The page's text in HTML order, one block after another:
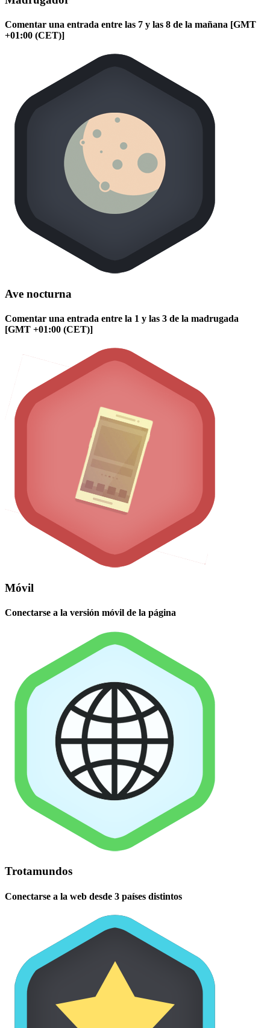
Comentar una entrada entre las 7 y las 8 de la mañana [GMT
+01:00 (CET)]
Ave nocturna
Comentar una entrada entre la 1 y las 3 de la madrugada
[GMT +01:00 (CET)]
Móvil
Conectarse a la versión móvil de la página
Trotamundos
Conectarse a la web desde 3 países distintos